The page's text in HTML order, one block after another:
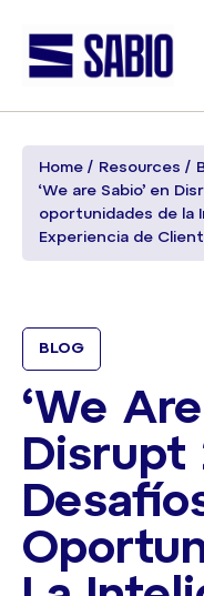
Home Resources
‘We are Sabio’ en
oportunidades de la
Experiencia de
BLOG
‘We
Disrupt